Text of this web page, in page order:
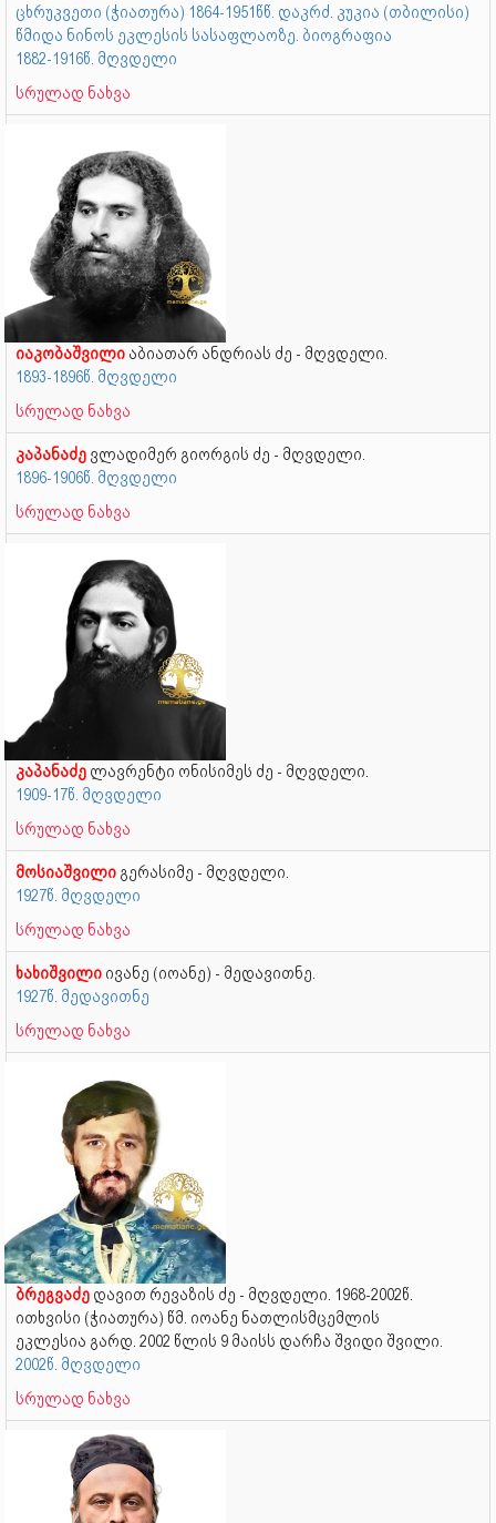
ცხრუკვეთი (ჭიათურა) 1864-1951წწ. დაკრძ. კუკია (თბილისი)
წმიდა ნინოს ეკლესის სასაფლაოზე. ბიოგრაფია
1882-1916წ. მღვდელი
სრულად ნახვა
იაკობაშვილი აბიათარ ანდრიას ძე - მღვდელი.
1893-1896წ. მღვდელი
სრულად ნახვა
კაპანაძე ვლადიმერ გიორგის ძე - მღვდელი.
1896-1906წ. მღვდელი
სრულად ნახვა
კაპანაძე ლავრენტი ონისიმეს ძე - მღვდელი.
1909-17წ. მღვდელი
სრულად ნახვა
მოსიაშვილი გერასიმე - მღვდელი.
1927წ. მღვდელი
სრულად ნახვა
ხახიშვილი ივანე (იოანე) - მედავითნე.
1927წ. მედავითნე
სრულად ნახვა
ბრეგვაძე დავით რევაზის ძე - მღვდელი. 1968-2002წ.
ითხვისი (ჭიათურა) წმ. იოანე ნათლისმცემლის
ეკლესია გარდ. 2002 წლის 9 მაისს დარჩა შვიდი შვილი.
2002წ. მღვდელი
სრულად ნახვა